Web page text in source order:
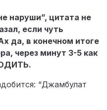
наруши”, цитата не
если чуть
да, в конечном итоге
через минут 3-5 как
“Джамбулат